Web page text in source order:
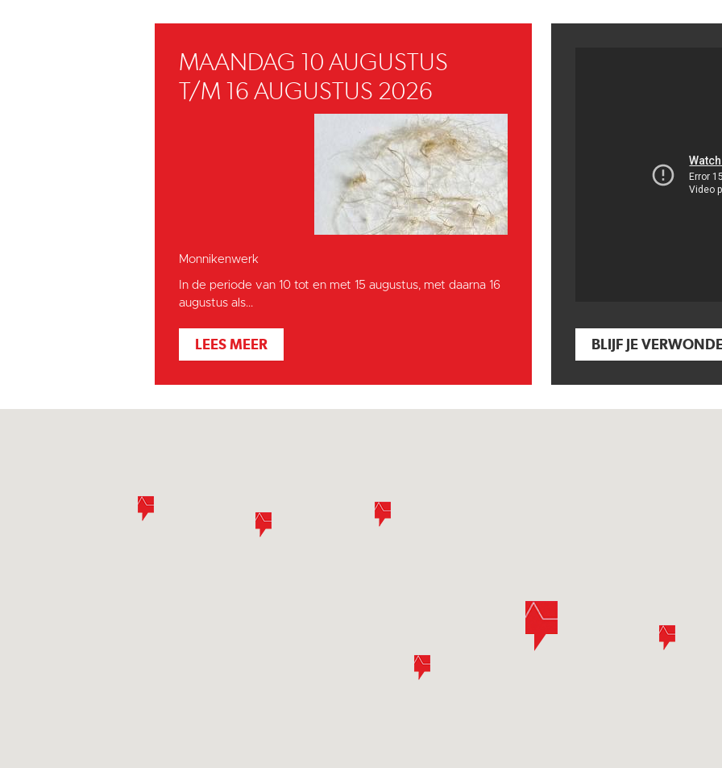
MAANDAG 10 AUGUSTUS
T/M 16 AUGUSTUS 2026
Monnikenwerk
In de periode van 10 tot en met 15 augustus, met daarna 16
augustus als...
LEES MEER BLIJF JE